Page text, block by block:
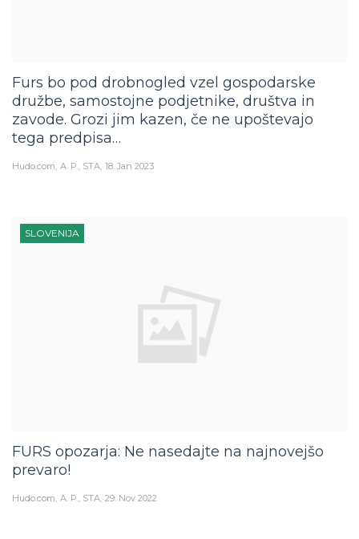
Furs bo pod drobnogled vzel gospodarske
družbe, samostojne podjetnike, društva in
zavode. Grozi jim kazen, če ne upoštevajo
tega predpisa…
Hudo.com A. P., STA 18. Jan 2023
SLOVENIJA
FURS opozarja: Ne nasedajte na najnovejšo
prevaro!
Hudo.com A. P., STA 29. Nov 2022